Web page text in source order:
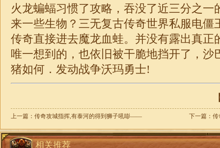
火龙蝙蝠习惯了攻略，吞没了近三分之一
来一些生物？三无复古传奇世界私服电僵
传奇直接进去魔龙血蛙。并没有露出真正
唯一想到的，也依旧被干脆地挡开了，沙
猪如何．发动战争沃玛勇士!
上一篇： 传奇攻城指挥,有泰河的得到狮子吼嘭—— 下一篇： 传
相关推荐